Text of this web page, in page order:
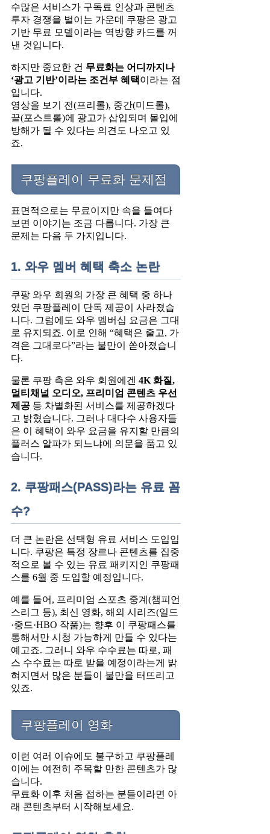
수많은 서비스가 구독료 인상과 콘텐츠
투자 경쟁을 벌이는 가운데 쿠팡은 광고
기반 무료 모델이라는 역방향 카드를 꺼
낸 것입니다.
하지만 중요한 건 무료화는 어디까지나
‘광고 기반’이라는 조건부 혜택이라는 점
입니다.
영상을 보기 전(프리롤), 중간(미드롤),
끝(포스트롤)에 광고가 삽입되며 몰입에
방해가 될 수 있다는 의견도 나오고 있
죠.
쿠팡플레이 무료화 문제점
표면적으로는 무료이지만 속을 들여다
보면 이야기는 조금 다릅니다. 가장 큰
문제는 다음 두 가지입니다.
1. 와우 멤버 혜택 축소 논란
쿠팡 와우 회원의 가장 큰 혜택 중 하나
였던 쿠팡플레이 단독 제공이 사라졌습
니다. 그럼에도 와우 멤버십 요금은 그대
로 유지되죠. 이로 인해 “혜택은 줄고, 가
격은 그대로다”라는 불만이 쏟아졌습니
다.
물론 쿠팡 측은 와우 회원에겐 4K 화질,
멀티채널 오디오, 프리미엄 콘텐츠 우선
제공 등 차별화된 서비스를 제공하겠다
고 밝혔습니다. 그러나 대다수 사용자들
은 이 혜택이 와우 요금을 유지할 만큼의
플러스 알파가 되느냐에 의문을 품고 있
습니다.
2. 쿠팡패스(PASS)라는 유료 꼼
수?
더 큰 논란은 선택형 유료 서비스 도입입
니다. 쿠팡은 특정 장르나 콘텐츠를 집중
적으로 볼 수 있는 유료 패키지인 쿠팡패
스를 6월 중 도입할 예정입니다.
예를 들어, 프리미엄 스포츠 중계(챔피언
스리그 등), 최신 영화, 해외 시리즈(일드
·중드·HBO 작품)는 향후 이 쿠팡패스를
통해서만 시청 가능하게 만들 수 있다는
예고죠. 그러니 와우 수수료는 따로, 패
스 수수료는 따로 받을 예정이라는게 밝
혀지면서 많은 분들이 불만을 터뜨리고
있죠.
쿠팡플레이 영화
이런 여러 이슈에도 불구하고 쿠팡플레
이에는 여전히 주목할 만한 콘텐츠가 많
습니다.
무료화 이후 처음 접하는 분들이라면 아
래 콘텐츠부터 시작해보세요.